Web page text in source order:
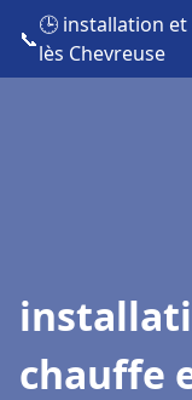
📞
🕒 installation
lès Chevreuse
chauffe